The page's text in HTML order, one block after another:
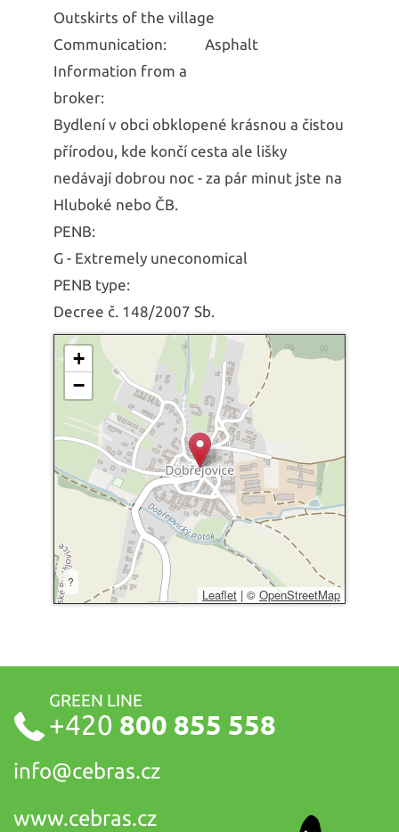
Outskirts of the village
Communication:
Asphalt
Information from a
broker:
Bydlení v obci obklopené krásnou a čistou
přírodou, kde končí cesta ale lišky
nedávají dobrou noc - za pár minut jste na
Hluboké nebo ČB.
PENB:
G - Extremely uneconomical
PENB type:
Decree č. 148/2007 Sb.
+
−
?
Leaflet | © OpenStreetMap
GREEN LINE
+420 800 855 558
info@cebras.cz
www.cebras.cz